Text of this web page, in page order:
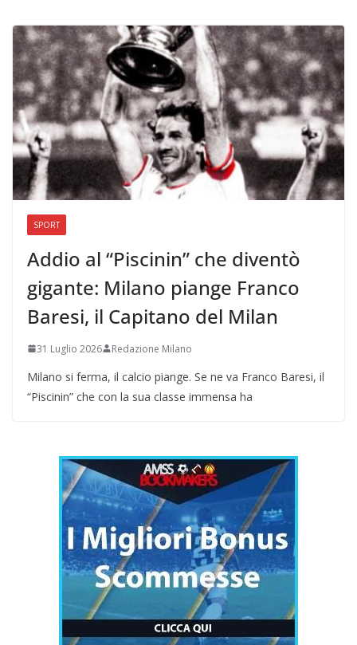
SPORT
Addio al “Piscinin” che diventò
gigante: Milano piange Franco
Baresi, il Capitano del Milan
31 Luglio 2026 Redazione Milano
Milano si ferma, il calcio piange. Se ne va Franco Baresi, il
“Piscinin” che con la sua classe immensa ha